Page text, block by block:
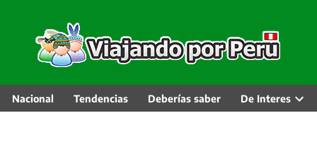
Nacional Tendencias Deberías saber De Interes